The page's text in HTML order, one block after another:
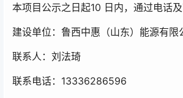
本项目公示之日起10 日内，通过电话及
建设单位：鲁西中惠（山东）能源有限
联系人：刘法琦
联系电话：13336286596